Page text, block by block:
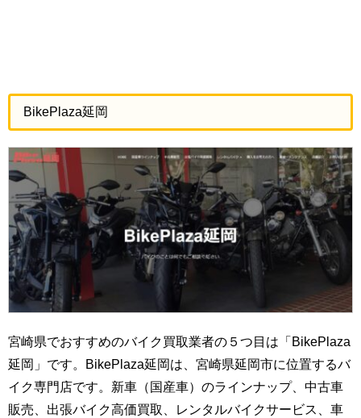
BikePlaza延岡
宮崎県でおすすめのバイク買取業者の５つ目は「BikePlaza
延岡」です。BikePlaza延岡は、宮崎県延岡市に位置するバ
イク専門店です。新車（国産車）のラインナップ、中古車
販売、出張バイク高価買取、レンタルバイクサービス、車